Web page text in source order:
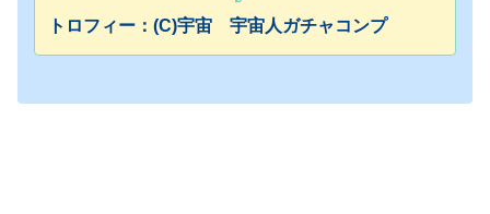
トロフィー：(C)宇宙 宇宙人ガチャコンプ